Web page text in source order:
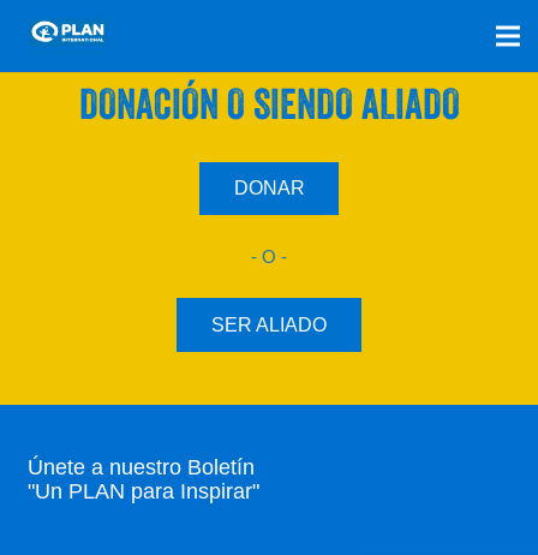
SÚMATE A NUESTRO PLAN CON UNA
DONACIÓN O SIENDO ALIADO
DONAR
- O -
SER ALIADO
Únete a nuestro Boletín
"Un PLAN para Inspirar"